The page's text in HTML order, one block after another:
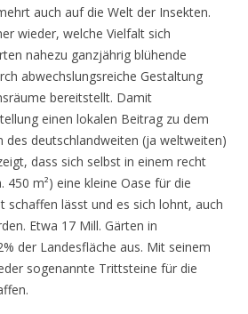
auch auf die Welt der Insekten.
wieder, welche Vielfalt sich
nahezu ganzjährig blühende
abwechslungsreiche Gestaltung
bereitstellt. Damit
einen lokalen Beitrag zu dem
des deutschlandweiten (ja weltweiten)
dass sich selbst in einem recht
450 m²) eine kleine Oase für die
schaffen lässt und es sich lohnt, auch
Etwa 17 Mill. Gärten in
der Landesfläche aus. Mit seinem
sogenannte Trittsteine für die